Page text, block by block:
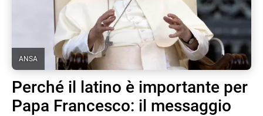
ANSA
Perché il latino è importante per
Papa Francesco: il messaggio